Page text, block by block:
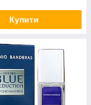
Купити